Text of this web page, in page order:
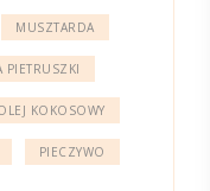
MUSZTARDA
PIETRUSZKI
KOKOSOWY
PIECZYWO